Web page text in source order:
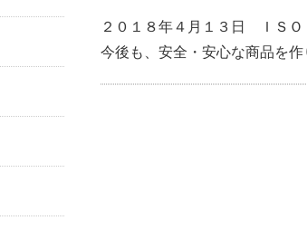
２０１８年４月１３日 ＩＳＯ
今後も、安全・安心な商品を作